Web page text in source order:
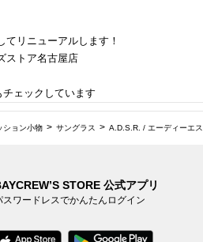
てリニューアルします！
ストア名古屋店
ェックしています
ション小物 サングラス A.D.S.R. / エーディーエ
STORE 公式アプリ
スワードレスでかんたんログイン